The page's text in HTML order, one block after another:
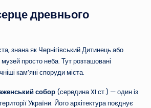
древнього
знана як Чернігівський Дитинець або
просто неба. Тут розташовані
кам’яні споруди міста.
собор (середина XI ст.) — один із
України. Його архітектура поєднує